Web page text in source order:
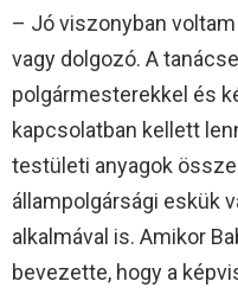
– Jó viszonyban
vagy dolgozó. A
polgármesterekkel és
kapcsolatban kellett
testületi anyagok
állampolgársági eskük
alkalmával is. Amikor
bevezette, hogy a